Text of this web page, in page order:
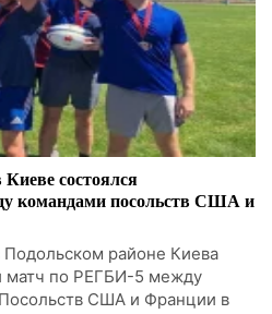
состоялся
командами посольств США и
Подольском районе Киева
матч по РЕГБИ-5 между
США и Франции в